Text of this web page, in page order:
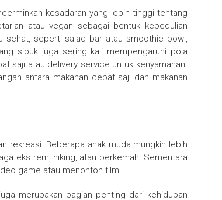
kesadaran yang lebih tinggi tentang
atau vegan sebagai bentuk kepedulian
sehat, seperti salad bar atau smoothie bowl,
sibuk juga sering kali mempengaruhi pola
saji atau delivery service untuk kenyamanan.
antara makanan cepat saji dan makanan
rekreasi. Beberapa anak muda mungkin lebih
ekstrem, hiking, atau berkemah. Sementara
game atau menonton film.
merupakan bagian penting dari kehidupan